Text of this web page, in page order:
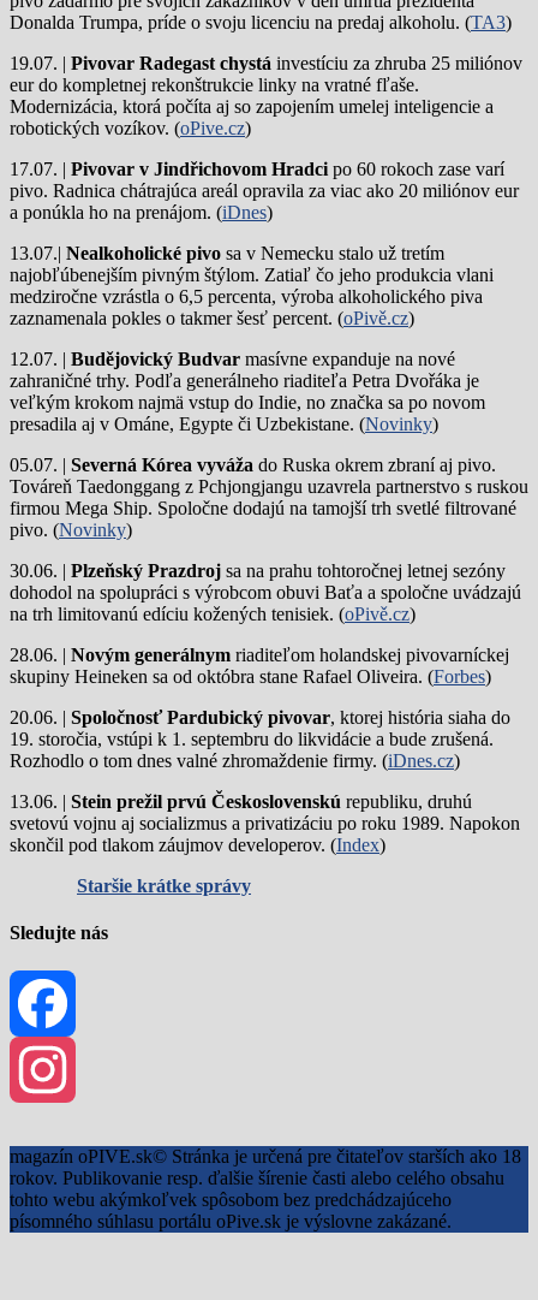
Donalda Trumpa, príde o svoju licenciu na predaj alkoholu. (TA3)
19.07. | Pivovar Radegast chystá investíciu za zhruba 25 miliónov
eur do kompletnej rekonštrukcie linky na vratné fľaše.
Modernizácia, ktorá počíta aj so zapojením umelej inteligencie a
robotických vozíkov. (oPive.cz)
17.07. | Pivovar v Jindřichovom Hradci po 60 rokoch zase varí
pivo. Radnica chátrajúca areál opravila za viac ako 20 miliónov eur
a ponúkla ho na prenájom. (iDnes)
13.07.| Nealkoholické pivo sa v Nemecku stalo už tretím
najobľúbenejším pivným štýlom. Zatiaľ čo jeho produkcia vlani
medziročne vzrástla o 6,5 percenta, výroba alkoholického piva
zaznamenala pokles o takmer šesť percent. (oPivě.cz)
12.07. | Budějovický Budvar masívne expanduje na nové
zahraničné trhy. Podľa generálneho riaditeľa Petra Dvořáka je
veľkým krokom najmä vstup do Indie, no značka sa po novom
presadila aj v Ománe, Egypte či Uzbekistane. (Novinky)
05.07. | Severná Kórea vyváža do Ruska okrem zbraní aj pivo.
Továreň Taedonggang z Pchjongjangu uzavrela partnerstvo s ruskou
firmou Mega Ship. Spoločne dodajú na tamojší trh svetlé filtrované
pivo. (Novinky)
30.06. | Plzeňský Prazdroj sa na prahu tohtoročnej letnej sezóny
dohodol na spolupráci s výrobcom obuvi Baťa a spoločne uvádzajú
na trh limitovanú edíciu kožených tenisiek. (oPivě.cz)
28.06. | Novým generálnym riaditeľom holandskej pivovarníckej
skupiny Heineken sa od októbra stane Rafael Oliveira. (Forbes)
20.06. | Spoločnosť Pardubický pivovar, ktorej história siaha do
19. storočia, vstúpi k 1. septembru do likvidácie a bude zrušená.
Rozhodlo o tom dnes valné zhromaždenie firmy. (iDnes.cz)
13.06. | Stein prežil prvú Československú republiku, druhú
svetovú vojnu aj socializmus a privatizáciu po roku 1989. Napokon
skončil pod tlakom záujmov developerov. (Index)
Staršie krátke správy
Sledujte nás
Facebook
magazín oPIVE.sk© Stránka je určená pre čitateľov starších ako 18
rokov. Publikovanie resp. ďalšie šírenie časti alebo celého obsahu
tohto webu akýmkoľvek spôsobom bez predchádzajúceho
písomného súhlasu portálu oPive.sk je výslovne zakázané.